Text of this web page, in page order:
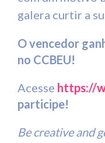
galera curtir a
O vencedor
no CCBEU!
Acesse https://
participe!
Be creative and